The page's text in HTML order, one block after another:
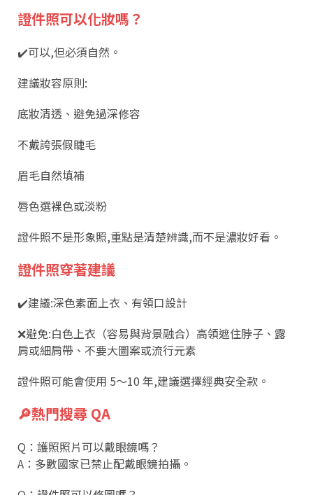
證件照可以化妝嗎？
✔️可以,但必須自然。
建議妝容原則:
底妝清透、避免過深修容
不戴誇張假睫毛
眉毛自然填補
唇色選裸色或淡粉
證件照不是形象照,重點是清楚辨識,而不是濃妝好看。
證件照穿著建議
✔️建議:深色素面上衣、有領口設計
❌避免:白色上衣（容易與背景融合）高領遮住脖子、露
肩或細肩帶、不要大圖案或流行元素
證件照可能會使用 5～10 年,建議選擇經典安全款。
🔎熱門搜尋 QA
Q：護照照片可以戴眼鏡嗎？
A：多數國家已禁止配戴眼鏡拍攝。